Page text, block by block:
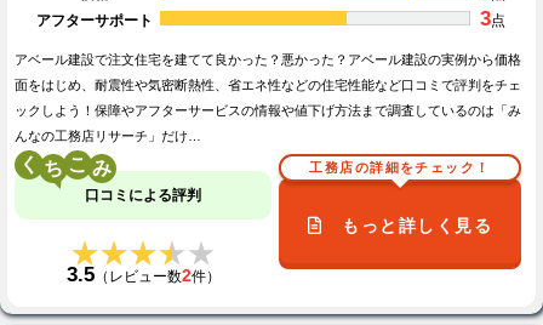
アフターサポート
3点
アベール建設で注文住宅を建てて良かった？悪かった？アベール建設の実例から価格
面をはじめ、耐震性や気密断熱性、省エネ性などの住宅性能など口コミで評判をチェ
ックしよう！保障やアフターサービスの情報や値下げ方法まで調査しているのは「み
んなの工務店リサーチ」だけ…
く こ
口コミによる評判
★★★★★
★★★★★
3.5（レビュー数2件）
工務店の詳細をチェック！
もっと詳しく見る